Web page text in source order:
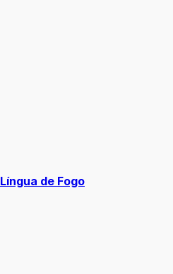
Língua de Fogo